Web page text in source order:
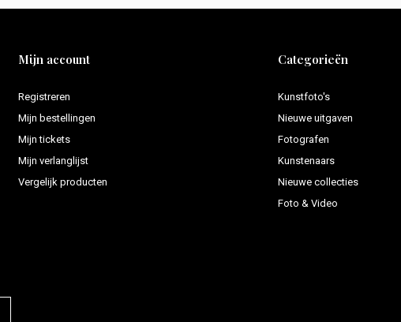
Mijn account
Registreren
Mijn bestellingen
Mijn tickets
Mijn verlanglijst
Vergelijk producten
Categorieën
Kunstfoto's
Nieuwe uitgaven
Fotografen
Kunstenaars
Nieuwe collecties
Foto & Video